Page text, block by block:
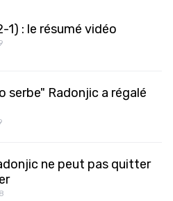
1) : le résumé vidéo
serbe" Radonjic a régalé
ne peut pas quitter